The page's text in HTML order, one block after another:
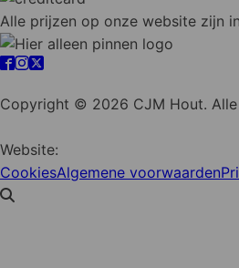
Alle prijzen op onze website zijn
Copyright © 2026 CJM Hout.
Website:
CookiesAlgemene voorwaarden